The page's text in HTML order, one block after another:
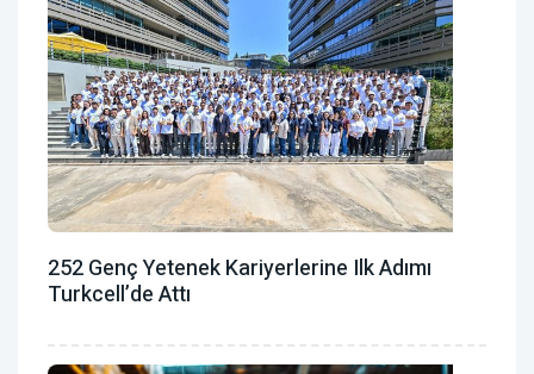
252 Genç Yetenek Kariyerlerine Ilk Adımı
Turkcell’de Attı